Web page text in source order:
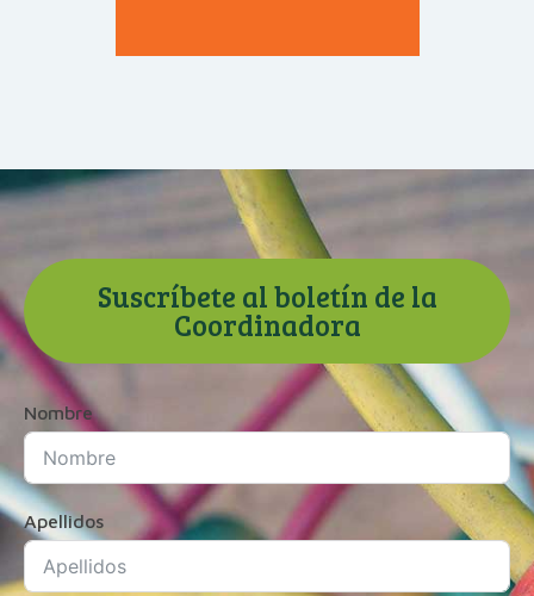
Suscríbete al boletín de la
Coordinadora
Nombre
Apellidos